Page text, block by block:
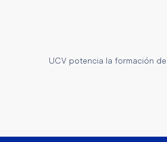
UCV potencia la formación